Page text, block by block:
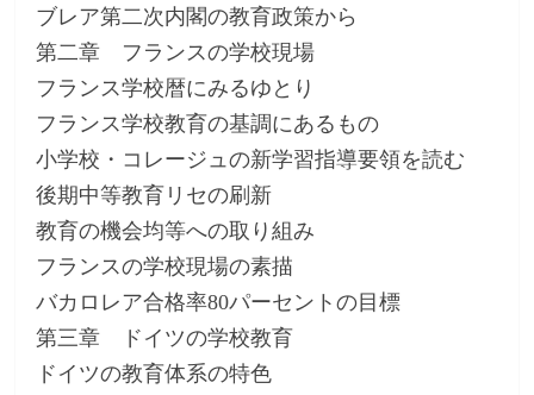
ブレア第二次内閣の教育政策から
第二章 フランスの学校現場
フランス学校暦にみるゆとり
フランス学校教育の基調にあるもの
小学校・コレージュの新学習指導要領を読む
後期中等教育リセの刷新
教育の機会均等への取り組み
フランスの学校現場の素描
バカロレア合格率80パーセントの目標
第三章 ドイツの学校教育
ドイツの教育体系の特色